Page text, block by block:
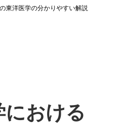
東洋医学の分かりやすい解説
における